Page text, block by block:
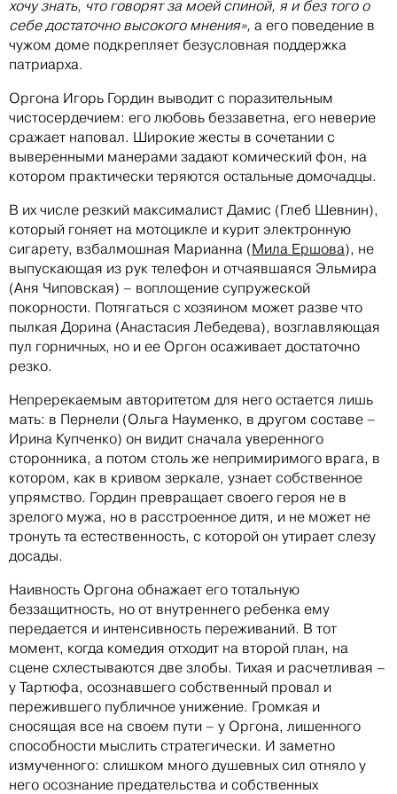
хочу знать, что говорят за моей спиной, я и без того о
себе достаточно высокого мнения», а его поведение в
чужом доме подкрепляет безусловная поддержка
патриарха.
Оргона Игорь Гордин выводит с поразительным
чистосердечием: его любовь беззаветна, его неверие
сражает наповал. Широкие жесты в сочетании с
выверенными манерами задают комический фон, на
котором практически теряются остальные домочадцы.
В их числе резкий максималист Дамис (Глеб Шевнин),
который гоняет на мотоцикле и курит электронную
сигарету, взбалмошная Марианна (Мила Ершова), не
выпускающая из рук телефон и отчаявшаяся Эльмира
(Аня Чиповская) – воплощение супружеской
покорности. Потягаться с хозяином может разве что
пылкая Дорина (Анастасия Лебедева), возглавляющая
пул горничных, но и ее Оргон осаживает достаточно
резко.
Непререкаемым авторитетом для него остается лишь
мать: в Пернели (Ольга Науменко, в другом составе –
Ирина Купченко) он видит сначала уверенного
сторонника, а потом столь же непримиримого врага, в
котором, как в кривом зеркале, узнает собственное
упрямство. Гордин превращает своего героя не в
зрелого мужа, но в расстроенное дитя, и не может не
тронуть та естественность, с которой он утирает слезу
досады.
Наивность Оргона обнажает его тотальную
беззащитность, но от внутреннего ребенка ему
передается и интенсивность переживаний. В тот
момент, когда комедия отходит на второй план, на
сцене схлестываются две злобы. Тихая и расчетливая –
у Тартюфа, осознавшего собственный провал и
пережившего публичное унижение. Громкая и
сносящая все на своем пути – у Оргона, лишенного
способности мыслить стратегически. И заметно
измученного: слишком много душевных сил отняло у
него осознание предательства и собственных